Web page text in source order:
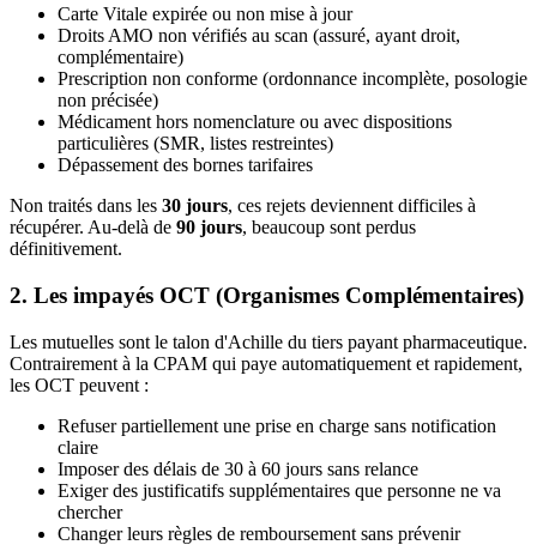
Carte Vitale expirée ou non mise à jour
Droits AMO non vérifiés au scan (assuré, ayant droit,
complémentaire)
Prescription non conforme (ordonnance incomplète, posologie
non précisée)
Médicament hors nomenclature ou avec dispositions
particulières (SMR, listes restreintes)
Dépassement des bornes tarifaires
Non traités dans les 30 jours, ces rejets deviennent difficiles à
récupérer. Au-delà de 90 jours, beaucoup sont perdus
définitivement.
2. Les impayés OCT (Organismes Complémentaires)
Les mutuelles sont le talon d'Achille du tiers payant pharmaceutique.
Contrairement à la CPAM qui paye automatiquement et rapidement,
les OCT peuvent :
Refuser partiellement une prise en charge sans notification
claire
Imposer des délais de 30 à 60 jours sans relance
Exiger des justificatifs supplémentaires que personne ne va
chercher
Changer leurs règles de remboursement sans prévenir